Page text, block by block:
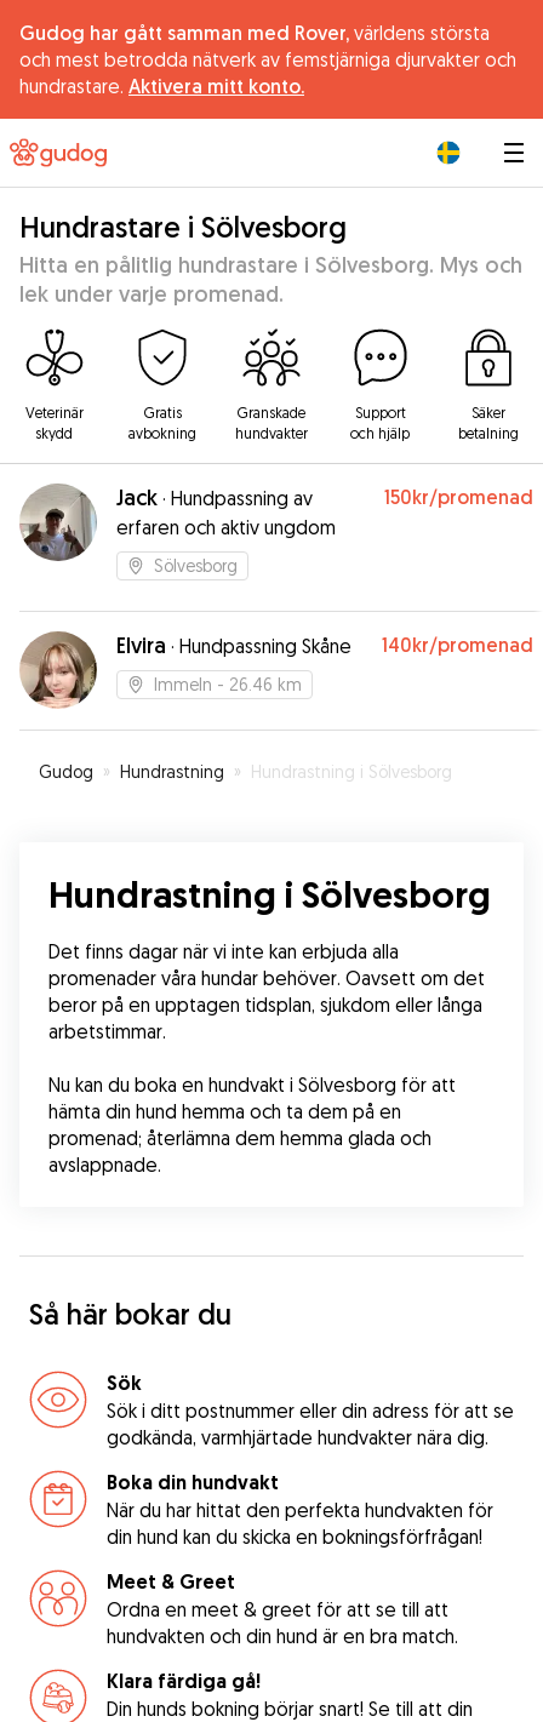
Gudog har gått samman med Rover, världens största
och mest betrodda nätverk av femstjärniga djurvakter och
hundrastare. Aktivera mitt konto.
Hundrastare i Sölvesborg
Hitta en pålitlig hundrastare i Sölvesborg. Mys och
lek under varje promenad.
Veterinär
skydd
Gratis
avbokning
Granskade
hundvakter
Support
och hjälp
Säker
betalning
Jack · Hundpassning av
erfaren och aktiv ungdom
150kr/promenad
Sölvesborg
Elvira · Hundpassning Skåne 140kr/promenad
Immeln - 26.46 km
Gudog » Hundrastning » Hundrastning i Sölvesborg
Hundrastning i Sölvesborg
Det finns dagar när vi inte kan erbjuda alla
promenader våra hundar behöver. Oavsett om det
beror på en upptagen tidsplan, sjukdom eller långa
arbetstimmar.
Nu kan du boka en hundvakt i Sölvesborg för att
hämta din hund hemma och ta dem på en
promenad; återlämna dem hemma glada och
avslappnade.
Så här bokar du
Sök
Sök i ditt postnummer eller din adress för att se
godkända, varmhjärtade hundvakter nära dig.
Boka din hundvakt
När du har hittat den perfekta hundvakten för
din hund kan du skicka en bokningsförfrågan!
Meet & Greet
Ordna en meet & greet för att se till att
hundvakten och din hund är en bra match.
Klara färdiga gå!
Din hunds bokning börjar snart! Se till att din